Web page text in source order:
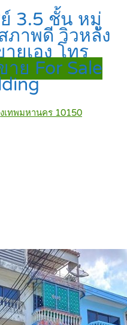
3.5 ชั้น หมู่
ภาพดี วิวหลัง
ยเอง โทร
าย For Sale
เทพมหานคร 10150